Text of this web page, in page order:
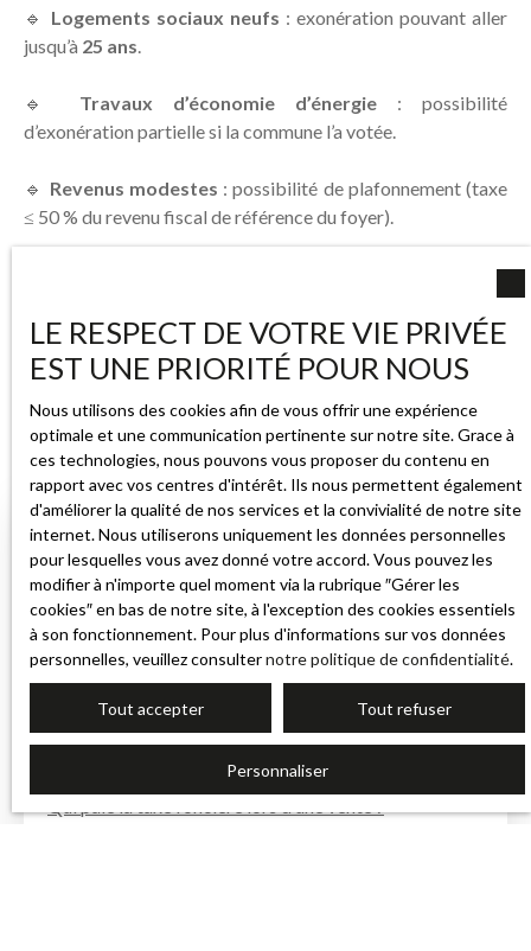
🔹 Logements sociaux neufs : exonération pouvant aller
jusqu’à 25 ans.
🔹 Travaux d’économie d’énergie : possibilité
d’exonération partielle si la commune l’a votée.
🔹 Revenus modestes : possibilité de plafonnement (taxe
≤ 50 % du revenu fiscal de référence du foyer).
📌 Pensez à vérifier chaque année si vous êtes éligible à l’un
FAQ
Peut-on contester le montant de sa taxe foncière à
Marcilly-en-Villette ?
✅ Oui.
accompagnée de justificatifs (erreur de surface,
mauvaise base cadastrale, oubli d’exonération…).
LE RESPECT DE VOTRE VIE PRIVÉE
EST UNE PRIORITÉ POUR NOUS
Nous utilisons des cookies afin de vous offrir une expérience
optimale et une communication pertinente sur notre site. Grace à
ces technologies, nous pouvons vous proposer du contenu en
rapport avec vos centres d'intérêt. Ils nous permettent également
d'améliorer la qualité de nos services et la convivialité de notre site
internet. Nous utiliserons uniquement les données personnelles
pour lesquelles vous avez donné votre accord. Vous pouvez les
modifier à n'importe quel moment via la rubrique ″Gérer les
cookies″ en bas de notre site, à l'exception des cookies essentiels
à son fonctionnement. Pour plus d'informations sur vos données
personnelles, veuillez consulternotre politique de confidentialité.
Tout accepter Tout refuser
Personnaliser